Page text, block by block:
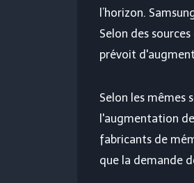
l’horizon.
Selon des
prévoit
Selon les mêmes
l'augmentation
fabricants de
que la demande